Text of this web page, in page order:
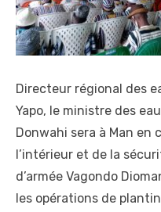
Directeur régional des
Yapo, le ministre des
Donwahi sera à Man en
l’intérieur et de la
d’armée Vagondo
les opérations de